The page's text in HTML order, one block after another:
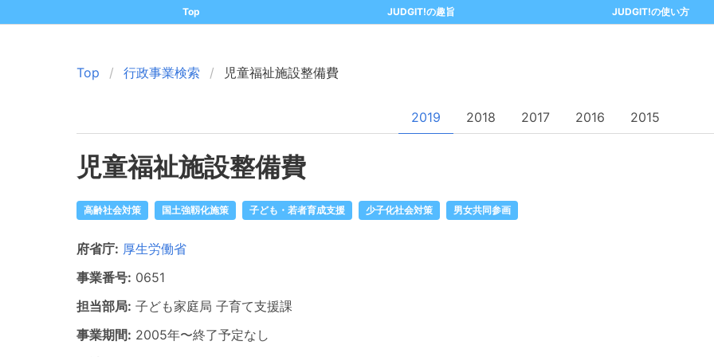
Top JUDGIT!の趣旨 JUDGIT!の使い方
Top 行政事業検索 児童福祉施設整備費
2019 2018 2017 2016 2015
児童福祉施設整備費
高齢社会対策 国土強靱化施策 子ども・若者育成支援 少子化社会対策 男女共同参画
府省庁: 厚生労働省
事業番号: 0651
担当部局: 子ども家庭局 子育て支援課
事業期間: 2005年〜終了予定なし